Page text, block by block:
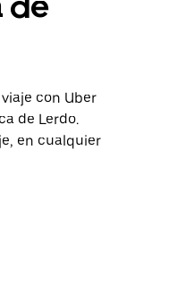
con Uber
de Lerdo.
en cualquier